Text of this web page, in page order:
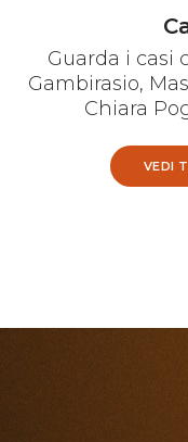
Guarda i casi
Gambirasio,
Chiara
VEDI